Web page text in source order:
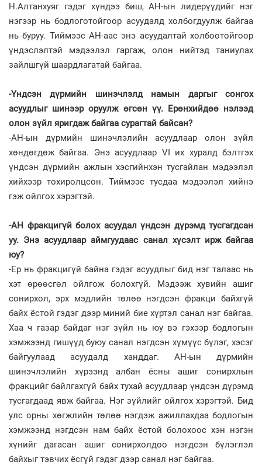
Н.Алтанхуяг гэдэг хүндээ биш, АН-ын лидерүүдийг нэг
нэгээр нь бодлоготойгоор асуудалд холбогдуулж байгаа
нь буруу. Тиймээс АН-аас энэ асуудалтай холбоотойгоор
үндэслэлтэй мэдээлэл гаргаж, олон нийтэд таниулах
зайлшгүй шаардлагатай байгаа.
-Үндсэн дүрмийн шинэчлэлд намын даргыг сонгох
асуудлыг шинээр оруулж өгсөн үү. Ерөнхийдөө нэлээд
олон зүйл яригдаж байгаа сурагтай байсан?
-АН-ын дүрмийн шинэчлэлийн асуудлаар олон зүйл
хөндөгдөж байгаа. Энэ асуудлаар VI их хуралд бэлтгэх
үндсэн дүрмийн ажлын хэсгийнхэн тусгайлан мэдээлэл
хийхээр тохиролцсон. Тиймээс тусдаа мэдээлэл хийнэ
гэж ойлгох хэрэгтэй.
-АН фракцигүй болох асуудал үндсэн дүрэмд тусгагдсан
уу. Энэ асуудлаар аймгуудаас санал хүсэлт ирж байгаа
юу?
-Ер нь фракцигүй байна гэдэг асуудлыг бид нэг талаас нь
хэт өрөөсгөл ойлгож болохгүй. Мэдээж хувийн ашиг
сонирхол, эрх мэдлийн төлөө нэгдсэн фракци байхгүй
байх ёстой гэдэг дээр миний бие хүртэл санал нэг байгаа.
Хаа ч газар байдаг нэг зүйл нь юу вэ гэхээр бодлогын
хэмжээнд гишүүд буюу санал нэгдсэн хүмүүс бүлэг, хэсэг
байгуулаад асуудалд ханддаг. АН-ын дүрмийн
шинэчлэлийн хүрээнд албан ёсны ашиг сонирхлын
фракцийг байлгахгүй байх тухай асуудлаар үндсэн дүрэмд
тусгагдаад явж байгаа. Нэг зүйлийг ойлгох хэрэгтэй. Бид
улс орны хөгжлийн төлөө нэгдэж ажиллахдаа бодлогын
хэмжээнд нэгдсэн нам байх ёстой болохоос хэн нэгэн
хүнийг дагасан ашиг сонирхолдоо нэгдсэн бүлэглэл
байхыг тэвчих ёсгүй гэдэг дээр санал нэг байгаа.